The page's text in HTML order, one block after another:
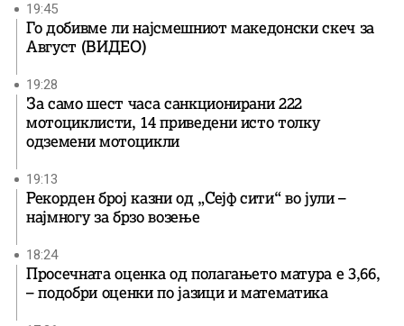
19:45
Го добивме ли најсмешниот македонски скеч за
Август (ВИДЕО)
19:28
За само шест часа санкционирани 222
мотоциклисти, 14 приведени исто толку
одземени мотоцикли
19:13
Рекорден број казни од „Сејф сити“ во јули –
најмногу за брзо возење
18:24
Просечната оценка од полагањето матура е 3,66,
– подобри оценки по јазици и математика